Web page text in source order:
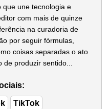
que une tecnologia e
com mais de quinze
na curadoria de
por seguir fórmulas,
coisas separadas o ato
produzir sentido...
TikTok